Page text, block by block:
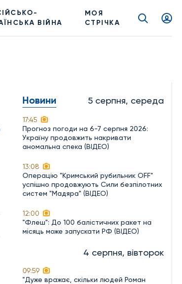
ВІЙНА
МОЯ
СТРІЧКА
Новини 5 серпня, середа
17:45
Прогноз погоди на 6-7 серпня 2026:
Україну продовжить накривати
аномальна спека (ВІДЕО)
13:08
Операцію "Кримський рубильник OFF"
успішно продовжують Сили безпілотних
систем "Мадяра" (ВІДЕО)
12:00
"Флеш": До 100 балістичних ракет на
місяць може запускати РФ (ВІДЕО)
4 серпня, вівторок
09:59
"Дуже вражає, скільки людей Роман